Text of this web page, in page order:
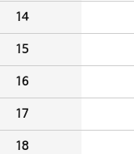
14
15
16
17
18